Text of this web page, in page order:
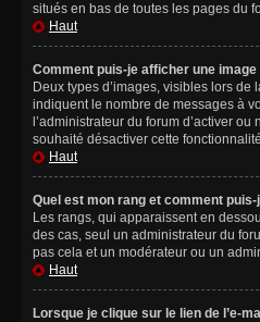
situés en bas de toutes les pages du
Haut
Comment puis-je afficher une
Deux types d’images, visibles lors
indiquent le nombre de messages à
l’administrateur du forum d’activer
souhaité désactiver cette
Haut
Quel est mon rang et comment
Les rangs, qui apparaissent en
des cas, seul un administrateur du
pas cela et un modérateur ou un
Haut
Lorsque je clique sur le lien de l’e-